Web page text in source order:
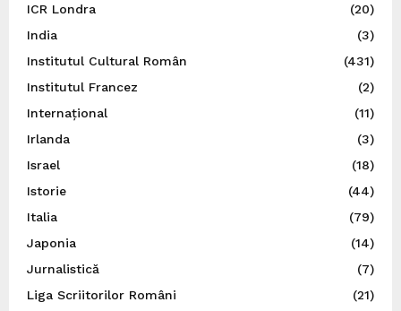
ICR Londra
(20)
India
(3)
Institutul Cultural Român
(431)
Institutul Francez
(2)
Internațional
(11)
Irlanda
(3)
Israel
(18)
Istorie
(44)
Italia
(79)
Japonia
(14)
Jurnalistică
(7)
Liga Scriitorilor Români
(21)